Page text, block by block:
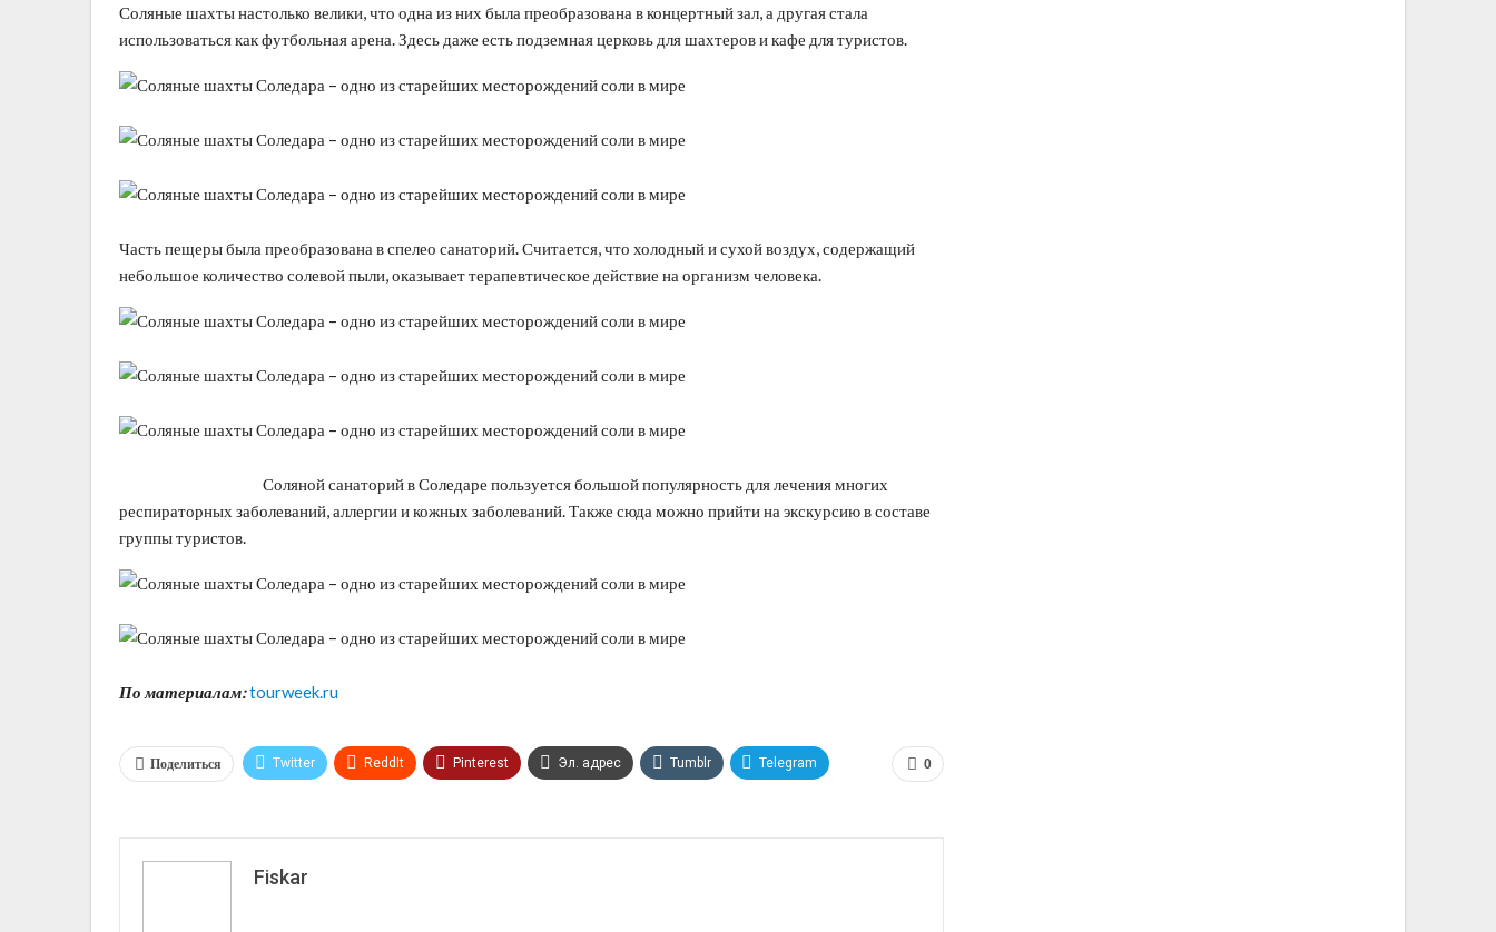
Соляные шахты настолько велики, что одна из них была преобразована в концертный зал, а другая стала
использоваться как футбольная арена. Здесь даже есть подземная церковь для шахтеров и кафе для туристов.
Часть пещеры была преобразована в спелео санаторий. Считается, что холодный и сухой воздух, содержащий
небольшое количество солевой пыли, оказывает терапевтическое действие на организм человека.
Соляной санаторий в Соледаре пользуется большой популярность для лечения многих
респираторных заболеваний, аллергии и кожных заболеваний. Также сюда можно прийти на экскурсию в составе
группы туристов.
По материалам:tourweek.ru
0
Поделиться Twitter ReddIt Pinterest Эл. адрес Tumblr Telegram
Fiskar